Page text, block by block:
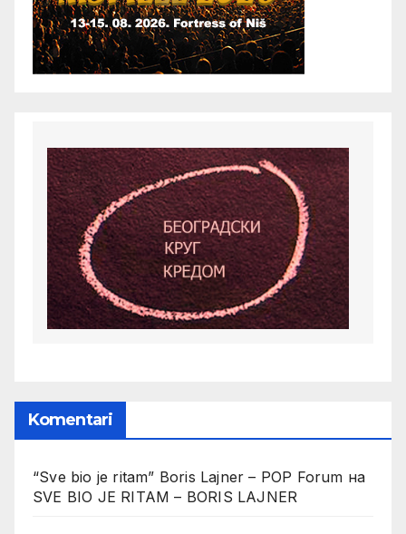
Komentari
“Sve bio je ritam” Boris Lajner – POP Forum на
SVE BIO JE RITAM – BORIS LAJNER